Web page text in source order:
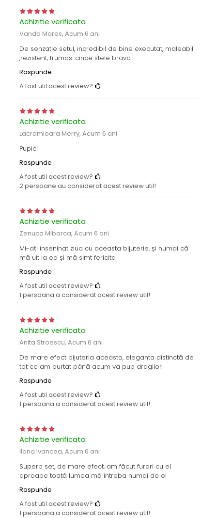
Achizitie verificata
Vanda Mares, Acum 6 ani
De senzatie setul, incredibil de bine executat, maleabil
,rezistent, frumos. cince stele bravo
Raspunde
A fost util acest review?
Achizitie verificata
Lacramioara Merry, Acum 6 ani
Pupici
Raspunde
A fost util acest review?
2 persoane au considerat acest review util!
Achizitie verificata
Zenuca Mibarca, Acum 6 ani
Mi-ați înseninat ziua cu aceasta bijuterie, și numai că
mă uit la ea și mă simt fericita
Raspunde
A fost util acest review?
1 persoana a considerat acest review util!
Achizitie verificata
Anita Stroescu, Acum 6 ani
De mare efect bijuteria aceasta, eleganta distinctă de
tot ce am purtat până acum va pup dragilor
Raspunde
A fost util acest review?
1 persoana a considerat acest review util!
Achizitie verificata
Ilona Ivancea, Acum 6 ani
Superb set, de mare efect, am făcut furori cu el
aproape toată lumea mă întreba numai de el
Raspunde
A fost util acest review?
1 persoana a considerat acest review util!